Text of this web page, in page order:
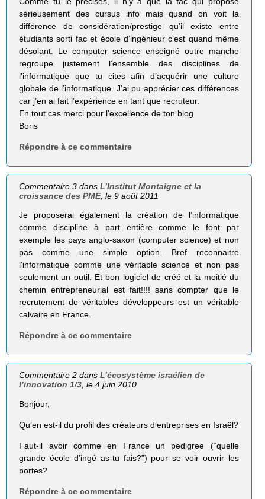
sérieusement des cursus info mais quand on voit la
différence de considération/prestige qu’il existe entre
étudiants sorti fac et école d’ingénieur c’est quand même
désolant. Le computer science enseigné outre manche
regroupe justement l’ensemble des disciplines de
l’informatique que tu cites afin d’acquérir une culture
globale de l’informatique. J’ai pu apprécier ces différences
car j’en ai fait l’expérience en tant que recruteur.
En tout cas merci pour l’excellence de ton blog
Boris
Répondre à ce commentaire
Commentaire 3 dansL’Institut Montaigne et la
croissance des PME, le 9 août 2011
Je proposerai également la création de l’informatique
comme discipline à part entière comme le font par
exemple les pays anglo-saxon (computer science) et non
pas comme une simple option. Bref reconnaitre
l’informatique comme une véritable science et non pas
seulement un outil. Et bon logiciel de créé et la moitié du
chemin entrepreneurial est fait!!!! sans compter que le
recrutement de véritables développeurs est un véritable
calvaire en France.
Répondre à ce commentaire
Commentaire 2 dansL’écosystème israélien de
l’innovation 1/3, le 4 juin 2010
Bonjour,
Qu’en est-il du profil des créateurs d’entreprises en Israël?
Faut-il avoir comme en France un pedigree (“quelle
grande école d’ingé as-tu fais?”) pour se voir ouvrir les
portes?
Répondre à ce commentaire